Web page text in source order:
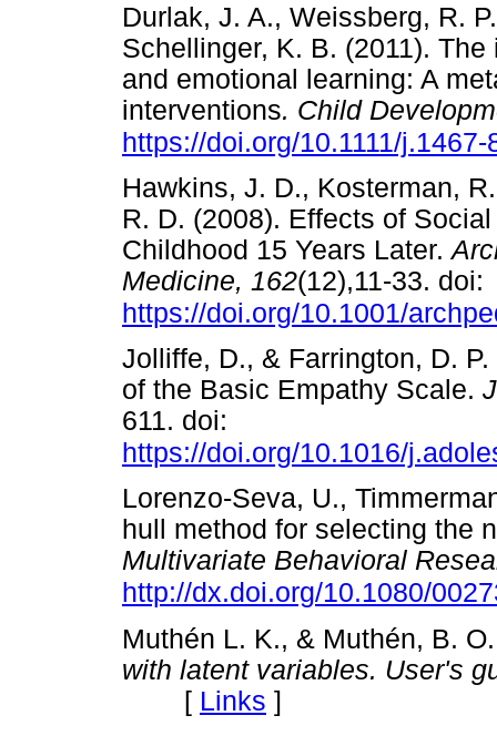
Durlak, J. A., Weissberg, R.
Schellinger, K. B. (2011).
and emotional learning: A
interventions. Child
https://doi.org/10.1111/
Hawkins, J. D., Kosterman,
R. D. (2008). Effects of
Childhood 15 Years Later.
Medicine, 162(12),11-33. doi:
https://doi.org/10.1001/
Jolliffe, D., & Farrington, D.
of the Basic Empathy Scale.
611. doi:
https://doi.org/10.1016/
Lorenzo-Seva, U.,
hull method for selecting the
Multivariate Behavioral
http://dx.doi.org/10.1080/
Muthén L. K., & Muthén, B.
with latent variables. User's
[ Links ]